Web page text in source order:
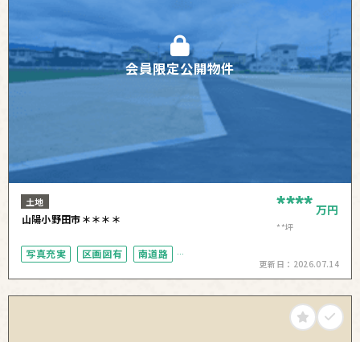
会員限定公開物件
土地
山陽小野田市＊＊＊＊ **** 万円
**坪
写真充実 区画図有
南道路
更新日： 2026.07.14